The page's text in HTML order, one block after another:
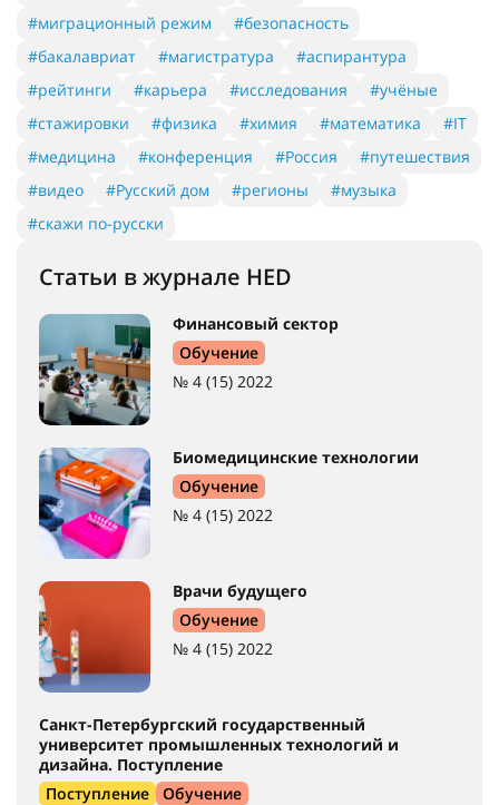
#миграционный режим
#безопасность
#бакалавриат
#магистратура
#аспирантура
#рейтинги
#карьера #исследования
#учёные
#стажировки
#физика #химия #математика
#IT
#медицина
#конференция #Россия
#путешествия
#видео
#Русский дом #регионы
#музыка
#скажи по-русски
Статьи в журнале HED
Финансовый сектор
Обучение
№ 4 (15) 2022
Биомедицинские технологии
Обучение
№ 4 (15) 2022
Врачи будущего
Обучение
№ 4 (15) 2022
Санкт-Петербургский государственный
университет промышленных технологий и
дизайна. Поступление
Поступление
Обучение